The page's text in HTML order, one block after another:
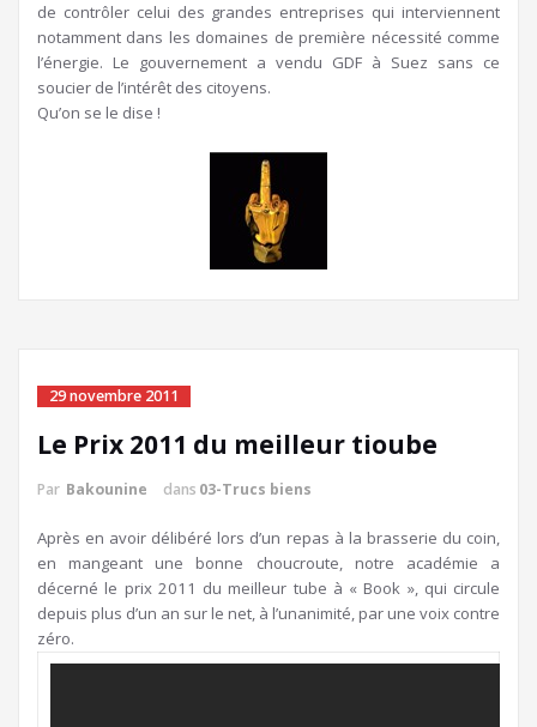
de contrôler celui des grandes entreprises qui interviennent
notamment dans les domaines de première nécessité comme
l’énergie. Le gouvernement a vendu GDF à Suez sans ce
soucier de l’intérêt des citoyens.
Qu’on se le dise !
29 novembre 2011
Le Prix 2011 du meilleur tioube
Par Bakounine dans 03-Trucs biens
Après en avoir délibéré lors d’un repas à la brasserie du coin,
en mangeant une bonne choucroute, notre académie a
décerné le prix 2011 du meilleur tube à « Book », qui circule
depuis plus d’un an sur le net, à l’unanimité, par une voix contre
zéro.